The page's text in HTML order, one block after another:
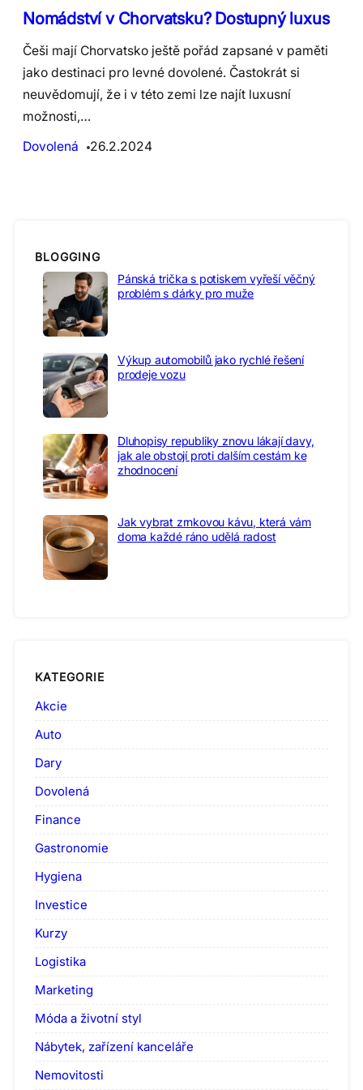
Nomádství v Chorvatsku? Dostupný luxus
Češi mají Chorvatsko ještě pořád zapsané v paměti
jako destinaci pro levné dovolené. Častokrát si
neuvědomují, že i v této zemi lze najít luxusní
možnosti,…
Dovolená
26.2.2024
BLOGGING
Pánská trička s potiskem vyřeší věčný
problém s dárky pro muže
Výkup automobilů jako rychlé řešení
prodeje vozu
Dluhopisy republiky znovu lákají davy,
jak ale obstojí proti dalším cestám ke
zhodnocení
Jak vybrat zrnkovou kávu, která vám
doma každé ráno udělá radost
KATEGORIE
Akcie
Auto
Dary
Dovolená
Finance
Gastronomie
Hygiena
Investice
Kurzy
Logistika
Marketing
Móda a životní styl
Nábytek, zařízení kanceláře
Nemovitosti